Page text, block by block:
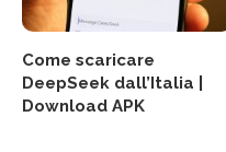
Come scaricare
DeepSeek dall’Italia |
Download APK